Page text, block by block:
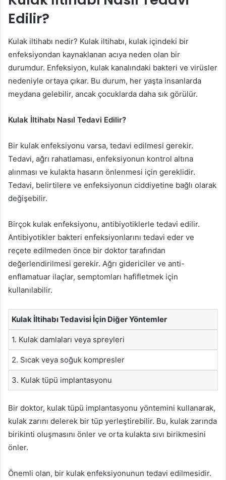
Edilir?
Kulak iltihabı nedir? Kulak iltihabı, kulak içindeki bir
enfeksiyondan kaynaklanan acıya neden olan bir
durumdur. Enfeksiyon, kulak kanalındaki bakteri ve virüsler
nedeniyle ortaya çıkar. Bu durum, her yaşta insanlarda
meydana gelebilir, ancak çocuklarda daha sık görülür.
Kulak İltihabı Nasıl Tedavi Edilir?
Bir kulak enfeksiyonu varsa, tedavi edilmesi gerekir.
Tedavi, ağrı rahatlaması, enfeksiyonun kontrol altına
alınması ve kulakta hasarın önlenmesi için gereklidir.
Tedavi, belirtilere ve enfeksiyonun ciddiyetine bağlı olarak
değişebilir.
Birçok kulak enfeksiyonu, antibiyotiklerle tedavi edilir.
Antibiyotikler bakteri enfeksiyonlarını tedavi eder ve
reçete edilmeden önce bir doktor tarafından
değerlendirilmesi gerekir. Ağrı gidericiler ve anti-
enflamatuar ilaçlar, semptomları hafifletmek için
kullanılabilir.
Kulak İltihabı Tedavisi İçin Diğer Yöntemler
1. Kulak damlaları veya spreyleri
2. Sıcak veya soğuk kompresler
3. Kulak tüpü implantasyonu
Bir doktor, kulak tüpü implantasyonu yöntemini kullanarak,
kulak zarını delerek bir tüp yerleştirebilir. Bu, kulak zarında
birikinti oluşmasını önler ve orta kulakta sıvı birikmesini
önler.
Önemli olan, bir kulak enfeksiyonunun tedavi edilmesidir.